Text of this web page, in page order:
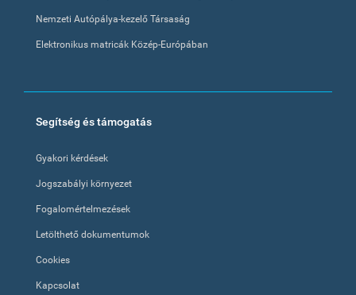
Nemzeti Autópálya-kezelő Társaság
Elektronikus matricák Közép-Európában
Segítség és támogatás
Gyakori kérdések
Jogszabályi környezet
Fogalomértelmezések
Letölthető dokumentumok
Cookies
Kapcsolat